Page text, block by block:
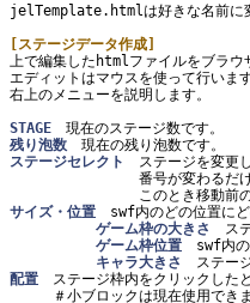
jelTemplate.htmlは好きな名前に変
[ステージデータ作成]
上で編集したhtmlファイルをブラウ
エディットはマウスを使って行います
右上のメニューを説明します。
STAGE
残り泡数
ステージセレクト
ステージを変更し
番号が変わるだけでなく
サイズ・位置 swf内のどの位置にど
ゲーム枠の大きさ
ス
ゲーム枠位置 swf内の
キャラ大きさ
配置 ステージ枠内をクリックした